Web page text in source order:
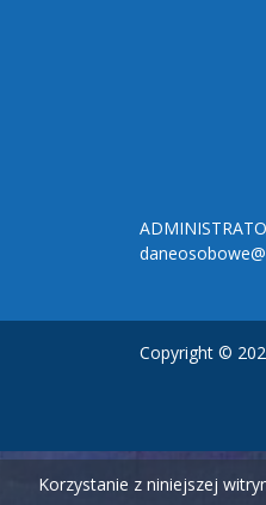
Copyright ©
Korzystanie z niniejszej